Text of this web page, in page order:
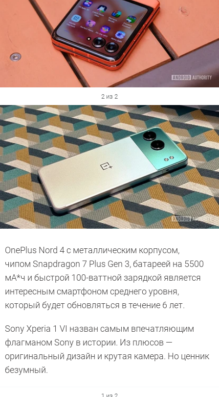
2 из 2
OnePlus Nord 4 с металлическим корпусом,
чипом Snapdragon 7 Plus Gen 3, батареей на 5500
мА*ч и быстрой 100-ваттной зарядкой является
интересным смартфоном среднего уровня,
который будет обновляться в течение 6 лет.
Sony Xperia 1 VI назван самым впечатляющим
флагманом Sony в истории. Из плюсов —
оригинальный дизайн и крутая камера. Но ценник
безумный.